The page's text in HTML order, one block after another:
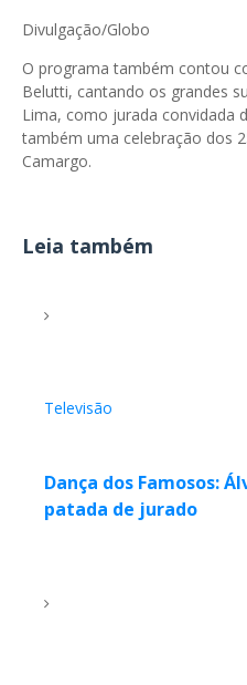
Divulgação/Globo
O programa também contou
Belutti, cantando os grandes
Lima, como jurada convidada
também uma celebração dos
Camargo.
Leia também
Televisão
Dança dos Famosos:
patada de jurado